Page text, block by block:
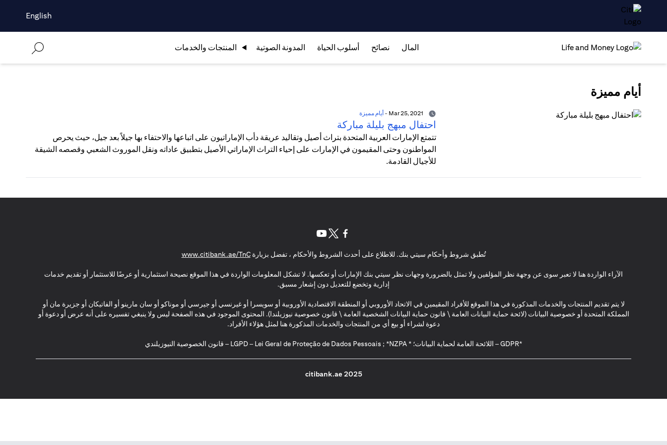
English
المال نصائح أسلوب الحياة المدونة الصوتية المنتجات والخدمات
أيام مميزة
-أيام مميزة
احتفال مبهج بليلة مباركة
تتمتع الإمارات العربية المتحدة بتراث أصيل وتقاليد عريقة دأب الإماراتيون على اتباعها والاحتفاء بها جيلاً بعد جيل، حيث يحرص
المواطنون وحتى المقيمون في الإمارات على إحياء التراث الإماراتي الأصيل بتطبيق عاداته ونقل الموروث الشعبي وقصصه الشيقة
للأجيال القادمة.
تُطبق شروط وأحكام سيتي بنك. للاطلاع على أحدث الشروط والأحكام ، تفضل بزيارةwww.citibank.ae/TnC
(opens in a new tab)
الآراء الواردة هنا لا تعبر سوى عن وجهة نظر المؤلفين ولا تمثل بالضرورة وجهات نظر سيتي بنك الإمارات أو تعكسها. لا تشكل المعلومات الواردة في هذا الموقع نصيحة استثمارية أو عرضًا للاستثمار أو تقديم خدمات
إدارية وتخضع للتعديل دون إشعار مسبق.
لا يتم تقديم المنتجات والخدمات المذكورة في هذا الموقع للأفراد المقيمين في الاتحاد الأوروبي أو المنطقة الاقتصادية الأوروبية أو سويسرا أو غيرنسي أو جيرسي أو موناكو أو سان مارينو أو الفاتيكان أو جزيرة مان أو
المملكة المتحدة أو خصوصية البيانات (لائحة حماية البيانات العامة \ قانون حماية البيانات الشخصية العامة \ قانون خصوصية نيوزيلندا). المحتوى الموجود في هذه الصفحة ليس ولا ينبغي تفسيره على أنه عرض أو دعوة أو
دعوة لشراء أو بيع أي من المنتجات والخدمات المذكورة هنا لمثل هؤلاء الأفراد.
*GDPR – اللائحة العامة لحماية البيانات؛ * LGPD – Lei Geral de Proteção de Dados Pessoais ; *NZPA – قانون الخصوصية النيوزيلندي
2025 citibank.ae